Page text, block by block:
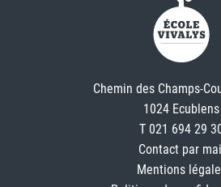
Chemin des Champs-
1024 Ecublens
T 021 694 29
Contact par mail
Mentions